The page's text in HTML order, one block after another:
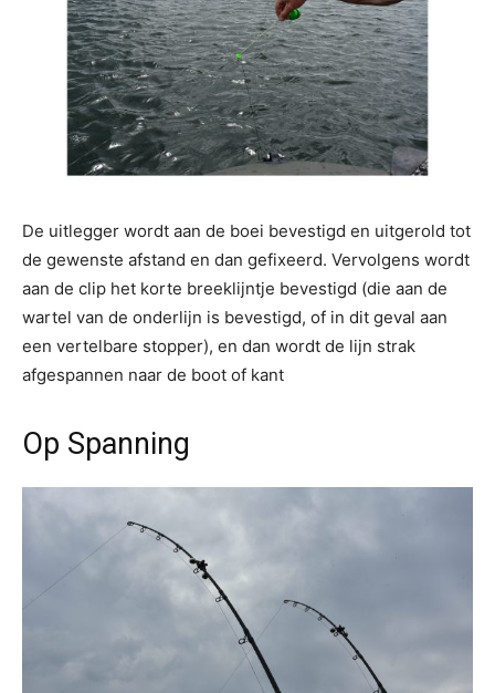
De uitlegger wordt aan de boei bevestigd en uitgerold tot
de gewenste afstand en dan gefixeerd. Vervolgens wordt
aan de clip het korte breeklijntje bevestigd (die aan de
wartel van de onderlijn is bevestigd, of in dit geval aan
een vertelbare stopper), en dan wordt de lijn strak
afgespannen naar de boot of kant
Op Spanning